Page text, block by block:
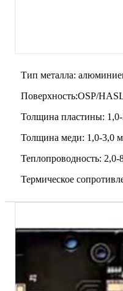
Тип металла:
Поверхность:OSP/
Толщина пластины:
Толщина меди: 1,0-3,0
Теплопроводность:
Термическое